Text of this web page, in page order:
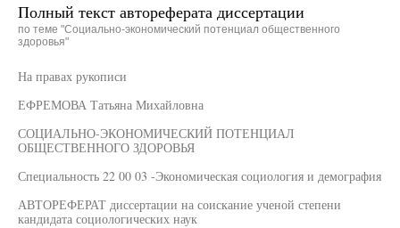
Полный текст автореферата диссертации
по теме "Социально-экономический потенциал общественного
здоровья"
На правах рукописи
ЕФРЕМОВА Татьяна Михайловна
СОЦИАЛЬНО-ЭКОНОМИЧЕСКИЙ ПОТЕНЦИАЛ
ОБЩЕСТВЕННОГО ЗДОРОВЬЯ
Специальность 22 00 03 -Экономическая социология и демография
АВТОРЕФЕРАТ диссертации на соискание ученой степени
кандидата социологических наук